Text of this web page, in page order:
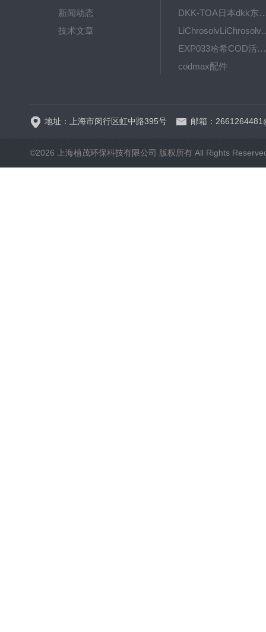
新闻动态
技术文章
DKK-TOA日本dkk东亚电
EXP033哈希COD活塞泵价格 EXP033
codmax配件
地址：上海市闵行区虹中路395号 邮箱：
©2026 上海植茂环保科技有限公司 版权所有 All Rights